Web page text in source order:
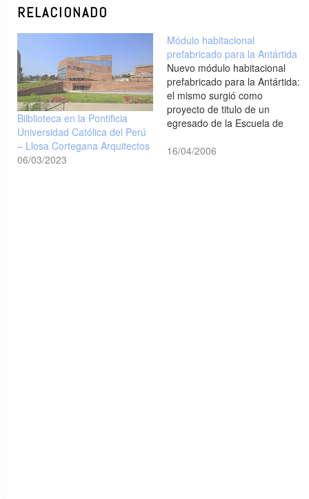
RELACIONADO
Bilblioteca en la Pontificia
Universidad Católica del Perú
– Llosa Cortegana Arquitectos
06/03/2023
Módulo habitacional
prefabricado para la Antártida
Nuevo módulo habitacional
prefabricado para la Antártida:
el mismo surgió como
proyecto de titulo de un
egresado de la Escuela de
Universidad Católica de Chile,
16/04/2006